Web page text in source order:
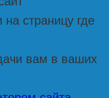
страницу где
вам в ваших